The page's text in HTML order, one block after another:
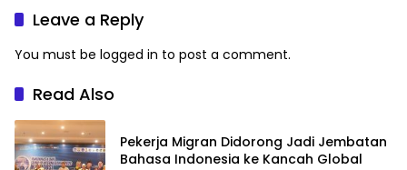
Leave a Reply
You must be logged in to post a comment.
Read Also
Pekerja Migran Didorong Jadi Jembatan
Bahasa Indonesia ke Kancah Global